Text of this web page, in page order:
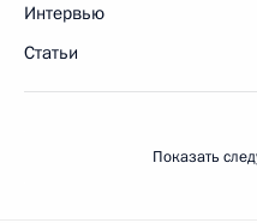
Интервью
Статьи
Показать